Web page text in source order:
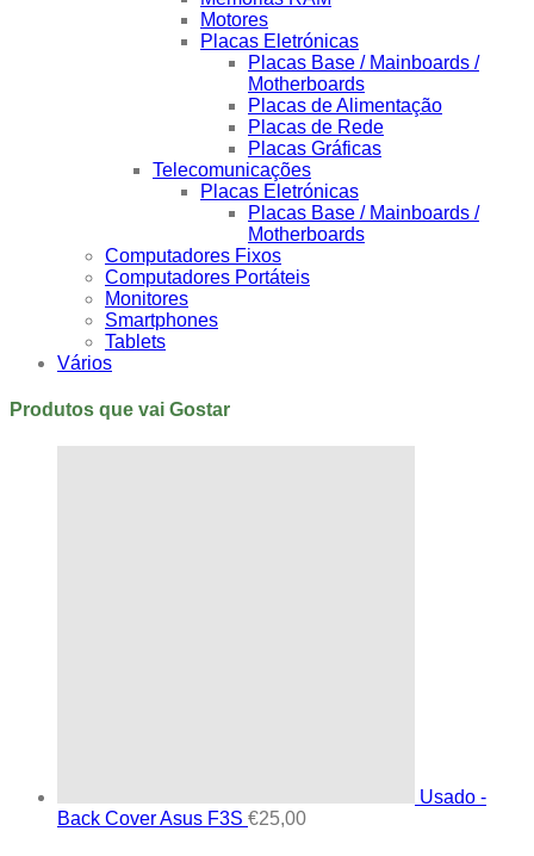
Motores
Placas Eletrónicas
Placas Base / Mainboards /
Motherboards
Placas de Alimentação
Placas de Rede
Placas Gráficas
Telecomunicações
Placas Eletrónicas
Placas Base / Mainboards /
Motherboards
Computadores Fixos
Computadores Portáteis
Monitores
Smartphones
Tablets
Vários
Produtos que vai Gostar
Usado -
Back Cover Asus F3S €25,00